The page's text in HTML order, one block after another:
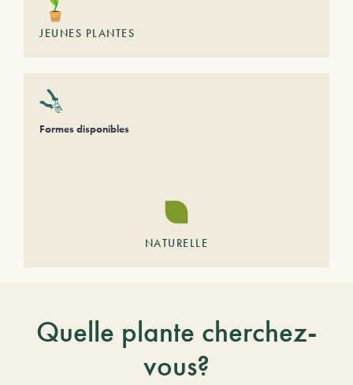
JEUNES PLANTES
Formes disponibles
NATURELLE
Quelle plante cherchez-
vous?